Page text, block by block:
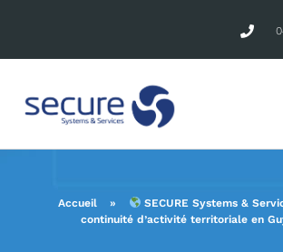
Accueil »
SECURE Systems &
continuité d’activité territoriale en